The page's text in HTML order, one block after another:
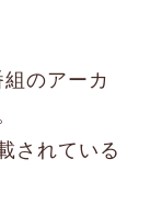
のアーカ
されている